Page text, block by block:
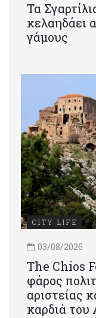
Τα
κελαηδάει
γάμους
CITY LIFE
03/08/2026
Τhe Chios
φάρος
αριστείας
καρδιά του